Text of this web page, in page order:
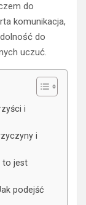
do
komunikacja,
do
uczuć.
i
i
to jest
podejść